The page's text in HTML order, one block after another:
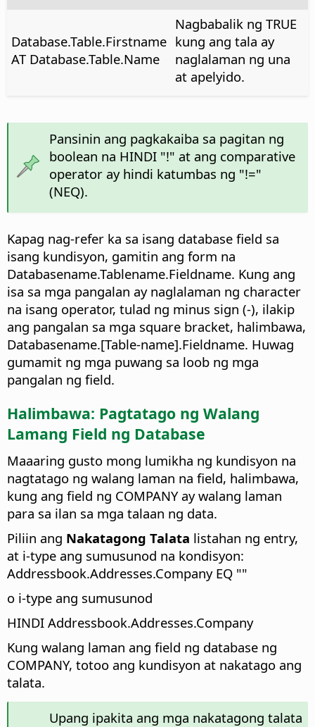
Database.Table.Firstname
AT Database.Table.Name
Nagbabalik ng TRUE
kung ang tala ay
naglalaman ng una
at apelyido.
Pansinin ang pagkakaiba sa pagitan ng
boolean na HINDI "!" at ang comparative
operator ay hindi katumbas ng "!="
(NEQ).
Kapag nag-refer ka sa isang database field sa
isang kundisyon, gamitin ang form na
Databasename.Tablename.Fieldname. Kung ang
isa sa mga pangalan ay naglalaman ng character
na isang operator, tulad ng minus sign (-), ilakip
ang pangalan sa mga square bracket, halimbawa,
Databasename.[Table-name].Fieldname. Huwag
gumamit ng mga puwang sa loob ng mga
pangalan ng field.
Halimbawa: Pagtatago ng Walang
Lamang Field ng Database
Maaaring gusto mong lumikha ng kundisyon na
nagtatago ng walang laman na field, halimbawa,
kung ang field ng COMPANY ay walang laman
para sa ilan sa mga talaan ng data.
Piliin ang Nakatagong Talata listahan ng entry,
at i-type ang sumusunod na kondisyon:
Addressbook.Addresses.Company EQ ""
o i-type ang sumusunod
HINDI Addressbook.Addresses.Company
Kung walang laman ang field ng database ng
COMPANY, totoo ang kundisyon at nakatago ang
talata.
Upang ipakita ang mga nakatagong talata